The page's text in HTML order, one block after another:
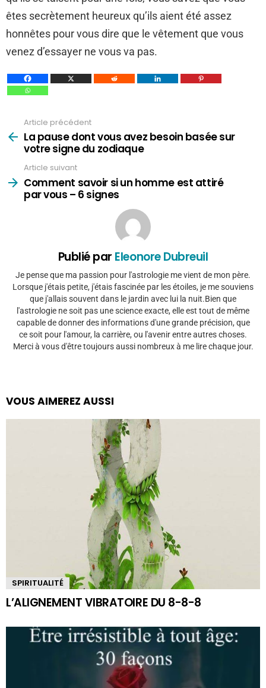
êtes secrètement heureux qu’ils aient été assez
honnêtes pour vous dire que le vêtement que vous
venez d’essayer ne vous va pas.
plus
Article précédent
La pause dont vous avez besoin basée sur
votre signe du zodiaque
Article suivant
Comment savoir si un homme est attiré
par vous – 6 signes
Publié par Eleonore Dubreuil
Je pense que ma passion pour l'astrologie me vient de mon père.
Lorsque j'étais petite, j'étais fascinée par les étoiles, je me souviens
que j'allais souvent dans le jardin avec lui la nuit.Bien que
l'astrologie ne soit pas une science exacte, elle est tout de même
capable de donner des informations d'une grande précision, que
ce soit pour l'amour, la carrière, ou l'avenir entre autres choses.
Merci à vous d'être toujours aussi nombreux à me lire chaque jour.
VOUS AIMEREZ AUSSI
SPIRITUALITÉ
L’ALIGNEMENT VIBRATOIRE DU 8-8-8